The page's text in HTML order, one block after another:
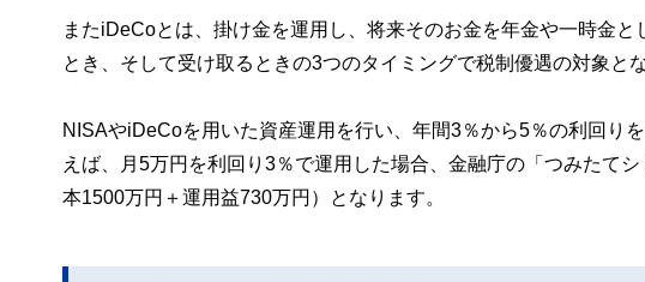
またiDeCoとは、掛け金を運用し、将来そのお金を年金や一時金
とき、そして受け取るときの3つのタイミングで税制優遇の対象と
NISAやiDeCoを用いた資産運用を行い、年間3％から5％の利回り
えば、月5万円を利回り3％で運用した場合、金融庁の「つみたて
本1500万円＋運用益730万円）となります。